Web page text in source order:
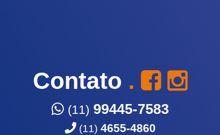
Contato .
(11) 99445-7583
(11) 4655-4860